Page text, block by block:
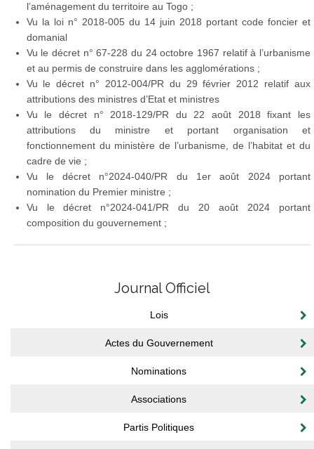
l’aménagement du territoire au Togo ;
Vu la loi n° 2018-005 du 14 juin 2018 portant code foncier et
domanial
Vu le décret n° 67-228 du 24 octobre 1967 relatif à l’urbanisme
et au permis de construire dans les agglomérations ;
Vu le décret n° 2012-004/PR du 29 février 2012 relatif aux
attributions des ministres d’Etat et ministres
Vu le décret n° 2018-129/PR du 22 août 2018 fixant les
attributions du ministre et portant organisation et
fonctionnement du ministère de l’urbanisme, de l’habitat et du
cadre de vie ;
Vu le décret n°2024-040/PR du 1er août 2024 portant
nomination du Premier ministre ;
Vu le décret n°2024-041/PR du 20 août 2024 portant
composition du gouvernement ;
Journal Officiel
Lois
Actes du Gouvernement
Nominations
Associations
Partis Politiques